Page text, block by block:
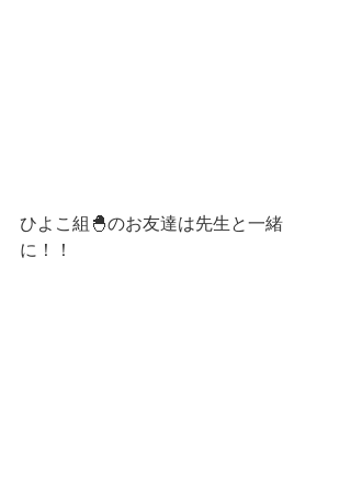
ひよこ組🐣のお友達は先生と一緒
に！！